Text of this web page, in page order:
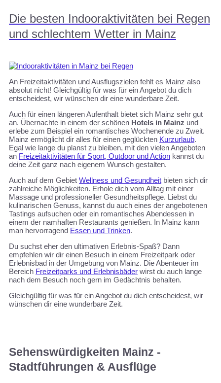
Die besten Indooraktivitäten bei Regen
und schlechtem Wetter in Mainz
An Freizeitaktivitäten und Ausflugszielen fehlt es Mainz also
absolut nicht! Gleichgültig für was für ein Angebot du dich
entscheidest, wir wünschen dir eine wunderbare Zeit.
Auch für einen längeren Aufenthalt bietet sich Mainz sehr gut
an. Übernachte in einem der schönen Hotels in Mainz und
erlebe zum Beispiel ein romantisches Wochenende zu Zweit.
Mainz ermöglicht dir alles für einen geglückten Kurzurlaub.
Egal wie lange du planst zu bleiben, mit den vielen Angeboten
an Freizeitaktivitäten für Sport, Outdoor und Action kannst du
deine Zeit ganz nach eigenem Wunsch gestalten.
Auch auf dem Gebiet Wellness und Gesundheit bieten sich dir
zahlreiche Möglichkeiten. Erhole dich vom Alltag mit einer
Massage und professioneller Gesundheitspflege. Liebst du
kulinarischen Genuss, kannst du auch eines der angebotenen
Tastings aufsuchen oder ein romantisches Abendessen in
einem der namhaften Restaurants genießen. In Mainz kann
man hervorragend Essen und Trinken.
Du suchst eher den ultimativen Erlebnis-Spaß? Dann
empfehlen wir dir einen Besuch in einem Freizeitpark oder
Erlebnisbad in der Umgebung von Mainz. Die Abenteuer im
Bereich Freizeitparks und Erlebnisbäder wirst du auch lange
nach dem Besuch noch gern im Gedächtnis behalten.
Gleichgültig für was für ein Angebot du dich entscheidest, wir
wünschen dir eine wunderbare Zeit.
Sehenswürdigkeiten Mainz -
Stadtführungen & Ausflüge